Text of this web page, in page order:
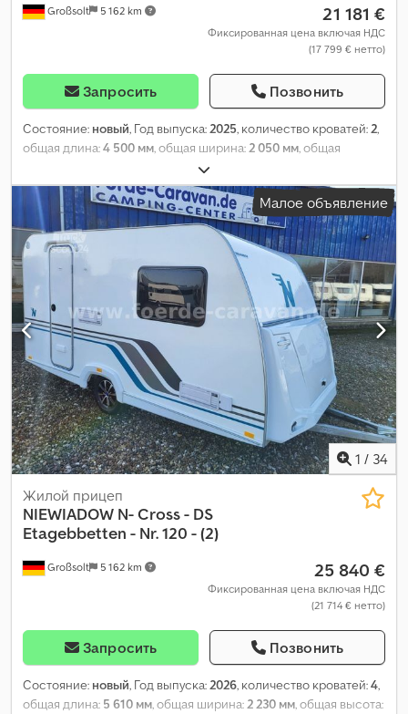
Großsolt 5 162 km 21 181 €
Фиксированная цена включая НДС
(17 799 € нетто)
Запросить Позвонить
Состояние: новый, Год выпуска:2025, количество кроватей:2,
общая длина:4 500 мм, общая ширина:2 050 мм, общая
, конфигурация осей:
кг, Оборудование:ванная комната, отопитель стояночный,
Малое объявление
1 / 34
Großsolt 5 162 km
Жилой прицеп
NIEWIADOW N- Cross - DS
Etagebbetten - Nr. 120 - (2)
25 840 €
Фиксированная цена включая НДС
(21 714 € нетто)
Запросить Позвонить
Состояние: новый, Год выпуска:2026, количество кроватей:4,
общая длина: 5 610 мм, общая ширина:2 230 мм, общая высота: